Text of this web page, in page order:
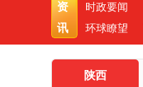
资
讯
时政要闻
环球瞭望
陕西